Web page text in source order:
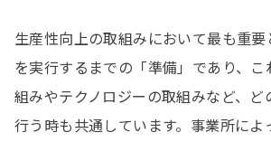
生産性向上の取組みにおいて最も重
を実行するまでの「準備」であり、
組みやテクノロジーの取組みなど、ど
行う時も共通しています。事業所によ